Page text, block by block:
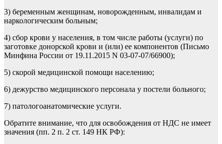
3) беременным женщинам, новорожденным, инвалидам и
наркологическим больным;
4) сбор крови у населения, в том числе работы (услуги) по
заготовке донорской крови и (или) ее компонентов (Письмо
Минфина России от 19.11.2015 N 03-07-07/66900);
5) скорой медицинской помощи населению;
6) дежурство медицинского персонала у постели больного;
7) патологоанатомические услуги.
Обратите внимание, что для освобождения от НДС не имеет
значения (пп. 2 п. 2 ст. 149 НК РФ):